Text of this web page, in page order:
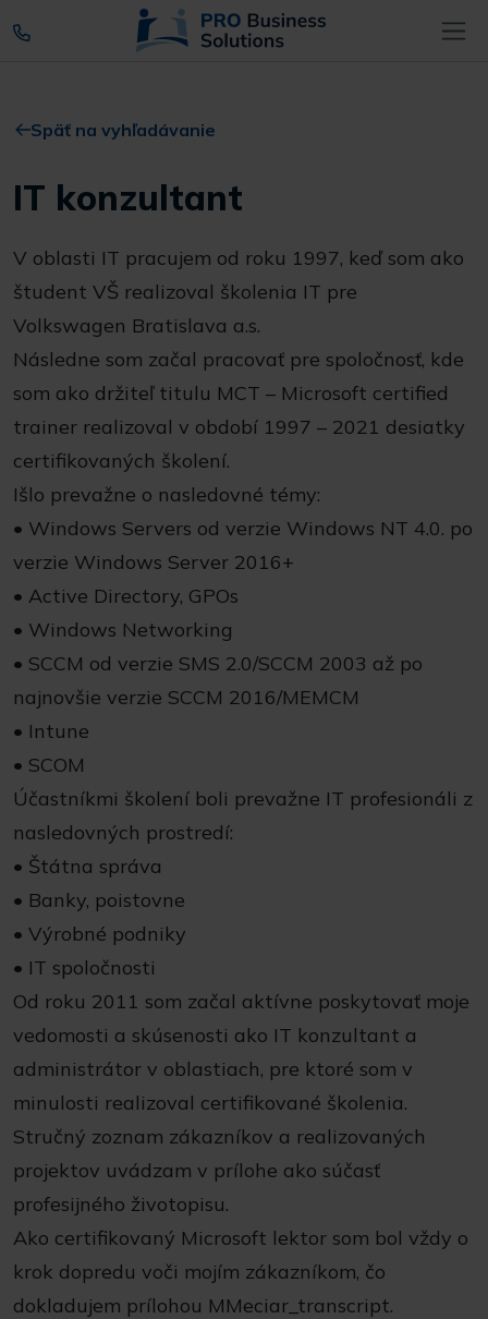
Späť na vyhľadávanie
IT konzultant
V oblasti IT pracujem od roku 1997, keď som ako
študent VŠ realizoval školenia IT pre
Volkswagen Bratislava a.s.
Následne som začal pracovať pre spoločnosť, kde
som ako držiteľ titulu MCT – Microsoft certified
trainer realizoval v období 1997 – 2021 desiatky
certifikovaných školení.
Išlo prevažne o nasledovné témy:
• Windows Servers od verzie Windows NT 4.0. po
verzie Windows Server 2016+
• Active Directory, GPOs
• Windows Networking
• SCCM od verzie SMS 2.0/SCCM 2003 až po
najnovšie verzie SCCM 2016/MEMCM
• Intune
• SCOM
Účastníkmi školení boli prevažne IT profesionáli z
nasledovných prostredí:
• Štátna správa
• Banky, poistovne
• Výrobné podniky
• IT spoločnosti
Od roku 2011 som začal aktívne poskytovať moje
vedomosti a skúsenosti ako IT konzultant a
administrátor v oblastiach, pre ktoré som v
minulosti realizoval certifikované školenia.
Stručný zoznam zákazníkov a realizovaných
projektov uvádzam v prílohe ako súčasť
profesijného životopisu.
Ako certifikovaný Microsoft lektor som bol vždy o
krok dopredu voči mojím zákazníkom, čo
dokladujem prílohou MMeciar_transcript.